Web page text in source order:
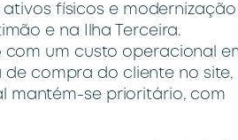
físicos e modernização
e na Ilha Terceira.
um custo operacional
compra do cliente no site,
mantém-se prioritário, com